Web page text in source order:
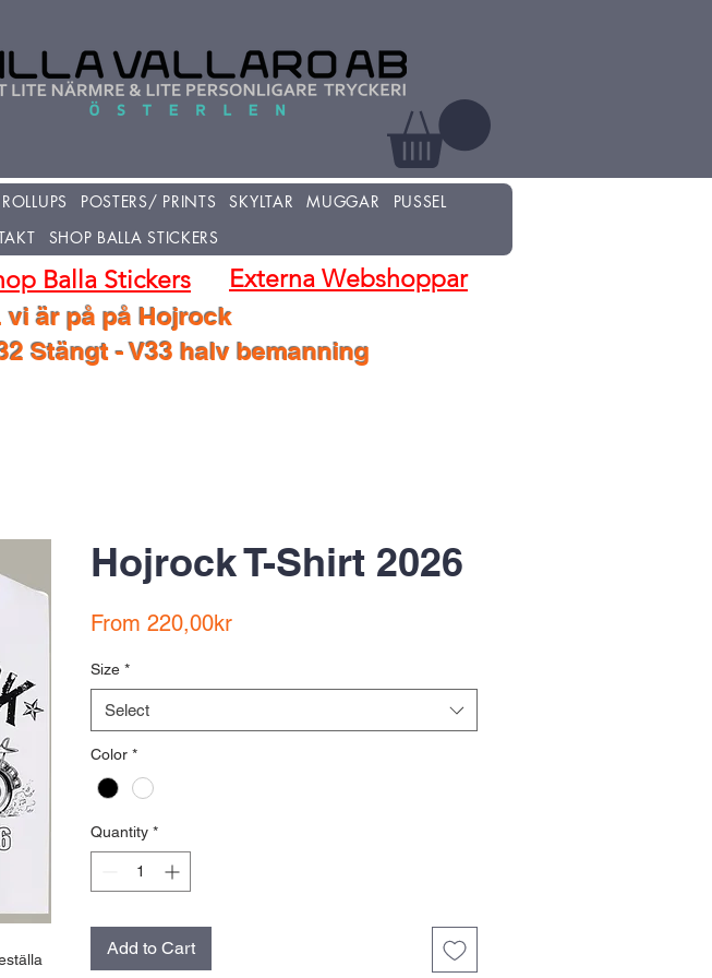
ROLLUPS POSTERS/ PRINTS SKYLTAR MUGGAR
PUSSEL
SHOP BALLA STICKERS
Balla Stickers
Externa Webshoppar
vi är på på Hojrock
Stängt - V33 halv bemanning
Hojrock T-Shirt 2026
From 220,00krSale
Size *
Select
Color *
Quantity *
Add to Cart